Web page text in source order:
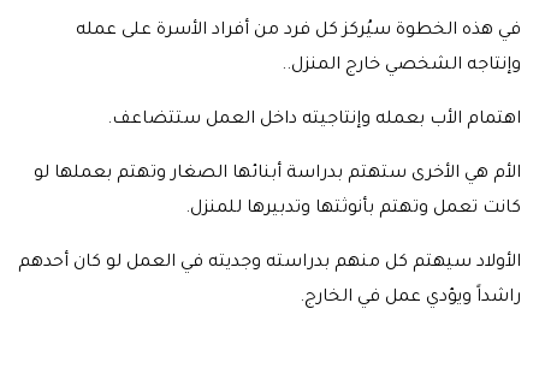
في هذه الخطوة سيُركز كل فرد من أفراد الأسرة على عمله
وإنتاجه الشخصي خارج المنزل..
اهتمام الأب بعمله وإنتاجيته داخل العمل ستتضاعف.
الأم هي الأخرى ستهتم بدراسة أبنائها الصغار وتهتم بعملها لو
كانت تعمل وتهتم بأنوثتها وتدبيرها للمنزل.
الأولاد سيهتم كل منهم بدراسته وجديته في العمل لو كان أحدهم
راشداً ويؤدي عمل في الخارج.